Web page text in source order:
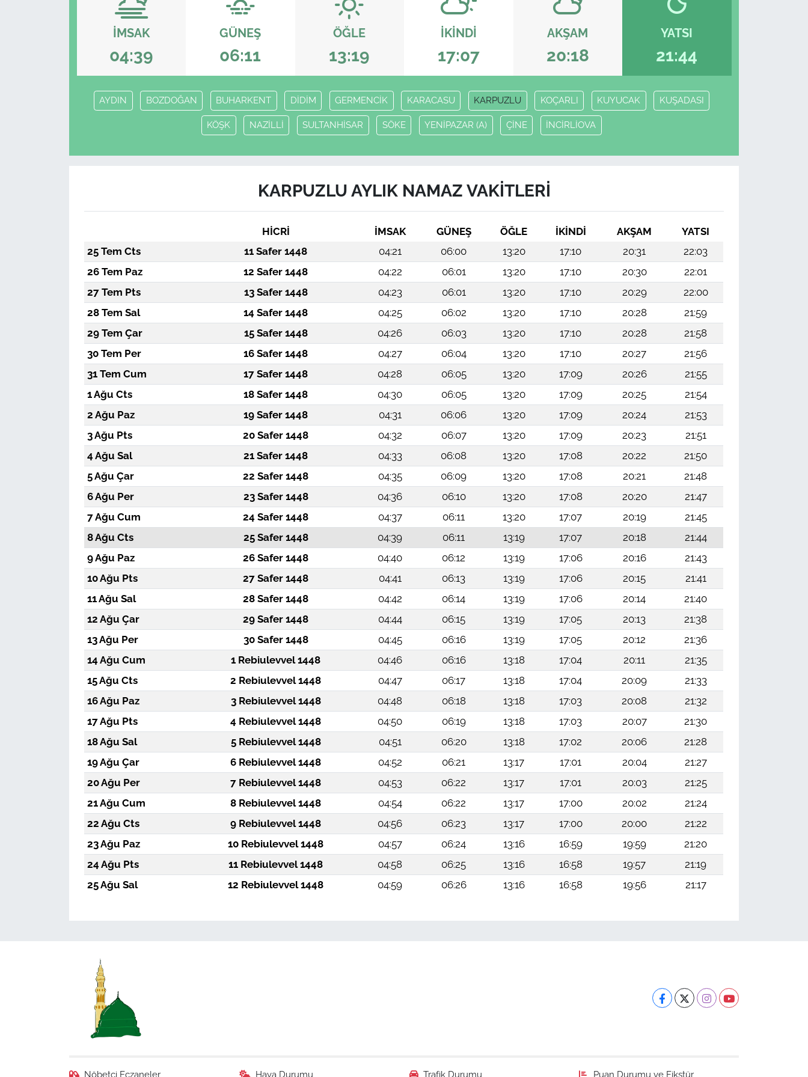
İMSAK
04:39
GÜNEŞ
06:11
ÖĞLE
13:19
İKINDI
17:07
AKŞAM
20:18
YATSI
21:44
AYDIN BOZDOĞAN BUHARKENT DİDİM GERMENCİK KARACASU KARPUZLU KOÇARLI KUYUCAK KUŞADASI
KÖŞK NAZİLLİ SULTANHİSAR SÖKE YENİPAZAR (A) ÇİNE İNCİRLİOVA
KARPUZLU AYLIK NAMAZ VAKITLERI
HİCRİ İMSAK GÜNEŞ ÖĞLE İKINDI AKŞAM
YATSI
25 Tem Cts
11 Safer 1448 04:21 06:00 13:20 17:10 20:31
22:03
26 Tem Paz
12 Safer 1448 04:22 06:01 13:20 17:10 20:30
22:01
27 Tem Pts
13 Safer 1448 04:23 06:01 13:20 17:10 20:29
22:00
28 Tem Sal
14 Safer 1448 04:25 06:02 13:20 17:10 20:28
21:59
29 Tem Çar
15 Safer 1448 04:26 06:03 13:20 17:10 20:28
21:58
30 Tem Per
16 Safer 1448 04:27 06:04 13:20 17:10 20:27
21:56
31 Tem Cum
17 Safer 1448 04:28 06:05 13:20 17:09 20:26
21:55
1 Ağu Cts
18 Safer 1448 04:30 06:05 13:20 17:09 20:25
21:54
2 Ağu Paz
19 Safer 1448 04:31 06:06 13:20 17:09 20:24
21:53
3 Ağu Pts
20 Safer 1448 04:32 06:07 13:20 17:09 20:23
21:51
4 Ağu Sal
21 Safer 1448 04:33 06:08 13:20 17:08 20:22
21:50
5 Ağu Çar
22 Safer 1448 04:35 06:09 13:20 17:08 20:21
21:48
6 Ağu Per
23 Safer 1448 04:36 06:10 13:20 17:08 20:20
21:47
7 Ağu Cum
24 Safer 1448 04:37 06:11 13:20 17:07 20:19
21:45
8 Ağu Cts
25 Safer 1448 04:39 06:11 13:19 17:07 20:18
21:44
9 Ağu Paz
26 Safer 1448 04:40 06:12 13:19 17:06 20:16
21:43
10 Ağu Pts
27 Safer 1448 04:41 06:13 13:19 17:06 20:15
21:41
11 Ağu Sal
28 Safer 1448 04:42 06:14 13:19 17:06 20:14
21:40
12 Ağu Çar
29 Safer 1448 04:44 06:15 13:19 17:05 20:13
21:38
13 Ağu Per
30 Safer 1448 04:45 06:16 13:19 17:05 20:12
21:36
14 Ağu Cum
1 Rebiulevvel 1448 04:46 06:16 13:18 17:04 20:11
21:35
15 Ağu Cts
2 Rebiulevvel 1448 04:47 06:17 13:18 17:04 20:09
21:33
16 Ağu Paz
3 Rebiulevvel 1448 04:48 06:18 13:18 17:03 20:08
21:32
17 Ağu Pts
4 Rebiulevvel 1448 04:50 06:19 13:18 17:03 20:07
21:30
18 Ağu Sal
5 Rebiulevvel 1448 04:51 06:20 13:18 17:02 20:06
21:28
19 Ağu Çar
6 Rebiulevvel 1448 04:52 06:21 13:17 17:01 20:04
21:27
20 Ağu Per
7 Rebiulevvel 1448 04:53 06:22 13:17 17:01 20:03
21:25
21 Ağu Cum
8 Rebiulevvel 1448 04:54 06:22 13:17 17:00 20:02
21:24
22 Ağu Cts
9 Rebiulevvel 1448 04:56 06:23 13:17 17:00 20:00
21:22
23 Ağu Paz
10 Rebiulevvel 1448 04:57 06:24 13:16 16:59 19:59
21:20
24 Ağu Pts
11 Rebiulevvel 1448 04:58 06:25 13:16 16:58 19:57
21:19
25 Ağu Sal
12 Rebiulevvel 1448 04:59 06:26 13:16 16:58 19:56 21:17
Nöbetçi Eczaneler Hava Durumu Trafik Durumu Puan Durumu ve Fikstür